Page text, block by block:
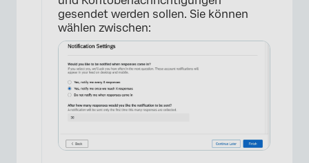
gesendet werden sollen. Sie können
wählen zwischen: